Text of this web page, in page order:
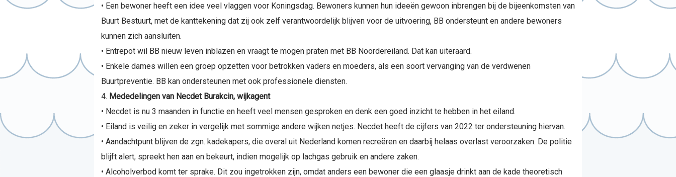
• Een bewoner heeft een idee veel vlaggen voor Koningsdag. Bewoners kunnen hun ideeën gewoon inbrengen bij de bijeenkomsten van
Buurt Bestuurt, met de kanttekening dat zij ook zelf verantwoordelijk blijven voor de uitvoering, BB ondersteunt en andere bewoners
kunnen zich aansluiten.
• Entrepot wil BB nieuw leven inblazen en vraagt te mogen praten met BB Noordereiland. Dat kan uiteraard.
• Enkele dames willen een groep opzetten voor betrokken vaders en moeders, als een soort vervanging van de verdwenen
Buurtpreventie. BB kan ondersteunen met ook professionele diensten.
Mededelingen van Necdet Burakcin, wijkagent
• Necdet is nu 3 maanden in functie en heeft veel mensen gesproken en denk een goed inzicht te hebben in het eiland.
• Eiland is veilig en zeker in vergelijk met sommige andere wijken netjes. Necdet heeft de cijfers van 2022 ter ondersteuning hiervan.
• Aandachtpunt blijven de zgn. kadekapers, die overal uit Nederland komen recreëren en daarbij helaas overlast veroorzaken. De politie
blijft alert, spreekt hen aan en bekeurt, indien mogelijk op lachgas gebruik en andere zaken.
• Alcoholverbod komt ter sprake. Dit zou ingetrokken zijn, omdat anders een bewoner die een glaasje drinkt aan de kade theoretisch